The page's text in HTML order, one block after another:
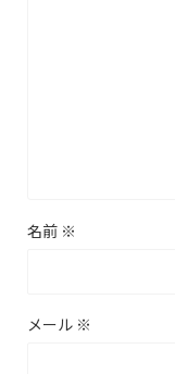
名前 ※
メール ※